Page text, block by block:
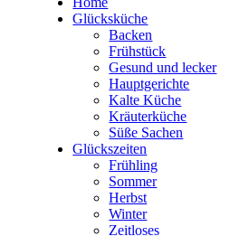
Glücksküche
Backen
Frühstück
Gesund und lecker
Hauptgerichte
Kalte Küche
Kräuterküche
Süße Sachen
Glückszeiten
Frühling
Sommer
Herbst
Winter
Zeitloses